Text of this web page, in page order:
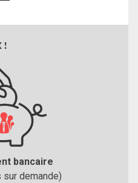
!
bancaire
sur demande)